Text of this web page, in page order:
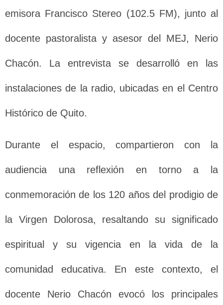
emisora Francisco Stereo (102.5 FM), junto al
docente pastoralista y asesor del MEJ, Nerio
Chacón. La entrevista se desarrolló en las
instalaciones de la radio, ubicadas en el Centro
Histórico de Quito.
Durante el espacio, compartieron con la
audiencia una reflexión en torno a la
conmemoración de los 120 años del prodigio de
la Virgen Dolorosa, resaltando su significado
espiritual y su vigencia en la vida de la
comunidad educativa. En este contexto, el
docente Nerio Chacón evocó los principales